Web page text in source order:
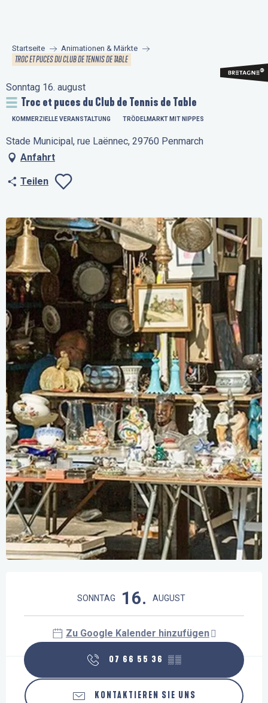
principal
Startseite Animationen & Märkte
TROC ET PUCES DU CLUB DE TENNIS DE TABLE
Sonntag 16. august
Troc et puces du Club de Tennis de Table
KOMMERZIELLE VERANSTALTUNG TRÖDELMARKT MIT NIPPES
Stade Municipal, rue Laënnec, 29760 Penmarch
Anfahrt
Teilen
SONNTAG 16. AUGUST
Zu Google Kalender hinzufügen
07 66 55 36 ▒▒
KONTAKTIEREN SIE UNS